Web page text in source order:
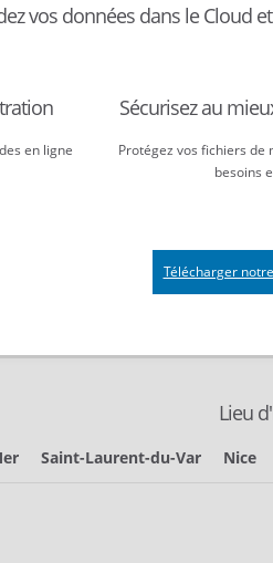
vos données dans le Cloud
en ligne
Sécurisez au
Protégez vos fichiers de
besoins
Télécharger
Lieu
Saint-Laurent-du-Var Nice